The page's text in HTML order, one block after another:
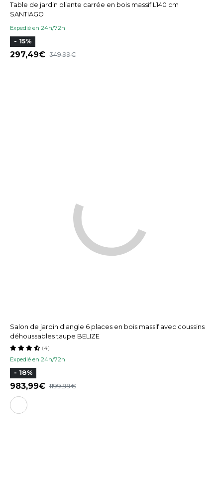
Table de jardin pliante carrée en bois massif L140 cm
SANTIAGO
Expedié en 24h/72h
- 15%
297,49 349,99
Salon de jardin d'angle 6 places en bois massif avec coussins
déhoussables taupe BELIZE
Expedié en 24h/72h
(4)
- 18%
983,99 1199,99